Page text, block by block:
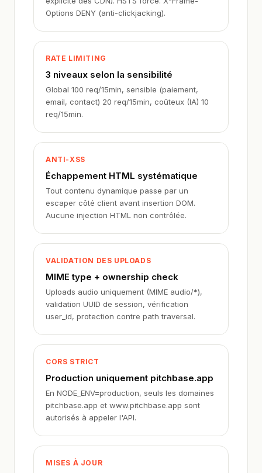
Options DENY (anti-clickjacking).
RATE LIMITING
3 niveaux selon la sensibilité
Global 100 req/15min, sensible (paiement,
email, contact) 20 req/15min, coûteux (IA) 10
req/15min.
ANTI-XSS
Échappement HTML systématique
Tout contenu dynamique passe par un
escaper côté client avant insertion DOM.
Aucune injection HTML non contrôlée.
VALIDATION DES UPLOADS
MIME type + ownership check
Uploads audio uniquement (MIME audio/*),
validation UUID de session, vérification
user_id, protection contre path traversal.
CORS STRICT
Production uniquement pitchbase.app
En NODE_ENV=production, seuls les domaines
pitchbase.app et www.pitchbase.app sont
autorisés à appeler l'API.
MISES À JOUR